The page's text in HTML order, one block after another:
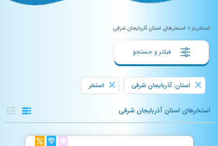
استخریار> استخرهای استان آذربایجان شرقی
× استان: آذربایجان شرقی × استخر
استخرهای استان آذربایجان شرقی